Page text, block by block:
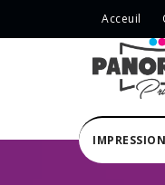
Acceuil